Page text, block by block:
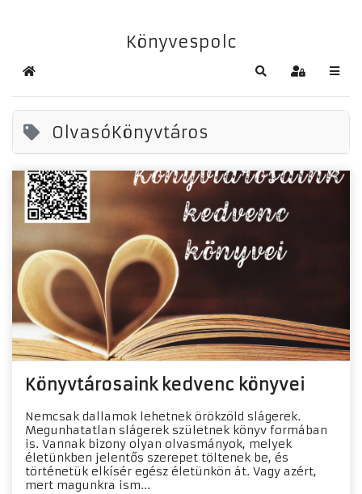
Könyvespolc
Kezdőlap Keresés
OlvasóKönyvtáros
Könyvtárosaink kedvenc könyvei
Nemcsak dallamok lehetnek örökzöld slágerek.
Megunhatatlan slágerek születnek könyv formában
is. Vannak bizony olyan olvasmányok, melyek
életünkben jelentős szerepet töltenek be, és
történetük elkísér egész életünkön át. Vagy azért,
mert magunkra ism...